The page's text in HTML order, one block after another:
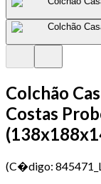
Colchão
Costas
(C�digo: